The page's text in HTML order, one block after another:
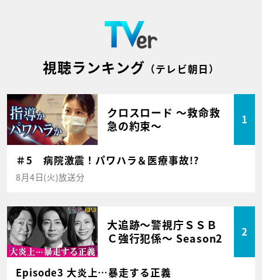
視聴ランキング （テレビ朝日）
クロスロード ～救命救
急の約束～
1
＃5 病院激震！パワハラ＆医療事故!?
8月4日(火)放送分
大追跡～警視庁ＳＳＢ
Ｃ強行犯係～ Season2
2
Episode3 大炎上…暴走する正義